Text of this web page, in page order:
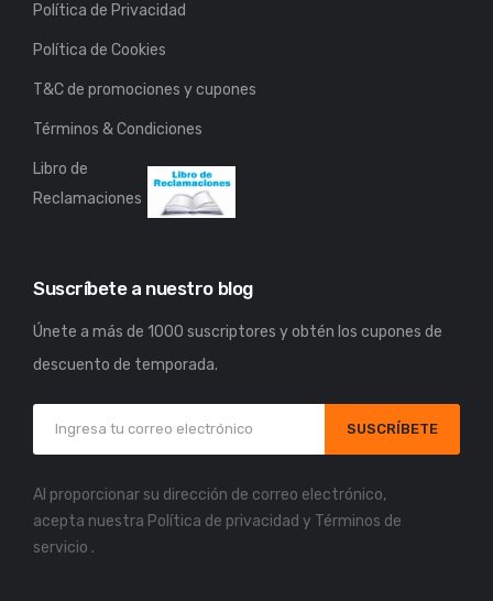
Política de Privacidad
Política de Cookies
T&C de promociones y cupones
Términos & Condiciones
Libro de
Reclamaciones
Suscríbete a nuestro blog
Únete a más de 1000 suscriptores y obtén los cupones de
descuento de temporada.
SUSCRÍBETE
Al proporcionar su dirección de correo electrónico,
acepta nuestra Política de privacidad y Términos de
servicio .